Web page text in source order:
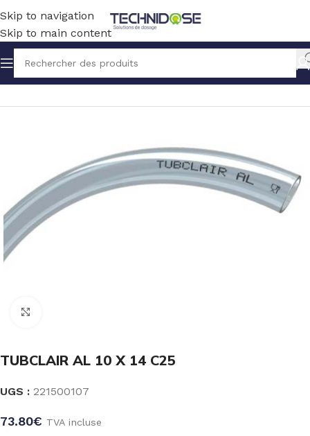
Skip to navigation
Skip to main content
Accueil TUYAUX ET RACCORDS TUYAUX PVC
TUBCLAIR AL 10 X 14 C25
UGS : 221500107
73.80€ TVA incluse